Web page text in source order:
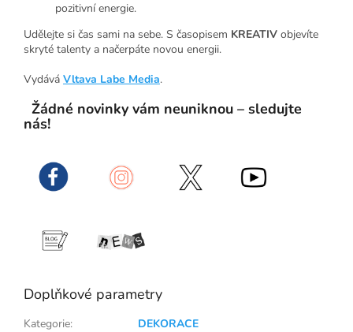
pozitivní energie.
Udělejte si čas sami na sebe. S časopisem KREATIV objevíte
skryté talenty a načerpáte novou energii.
Vydává Vltava Labe Media.
Žádné novinky vám neuniknou – sledujte
nás!
Doplňkové parametry
Kategorie:
DEKORACE